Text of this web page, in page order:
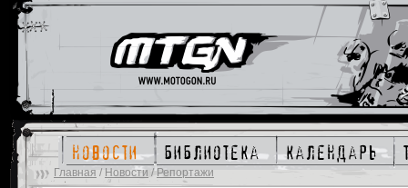
новости библиотека календарь
Главная / Новости /Репортажи